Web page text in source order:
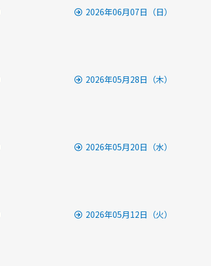
2026年06月07日（日）
2026年05月28日（木）
2026年05月20日（水）
2026年05月12日（火）